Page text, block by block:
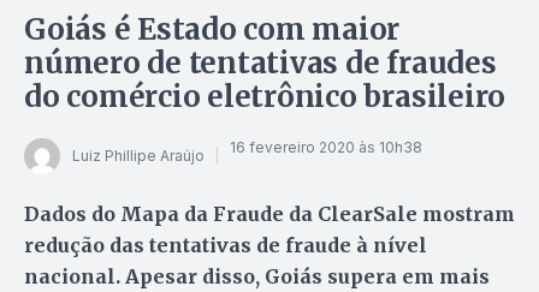
Goiás é Estado com maior
número de tentativas de fraudes
do comércio eletrônico brasileiro
Luiz Phillipe Araújo 16 fevereiro 2020 às 10h38
Dados do Mapa da Fraude da ClearSale mostram
redução das tentativas de fraude à nível
nacional. Apesar disso, Goiás supera em mais